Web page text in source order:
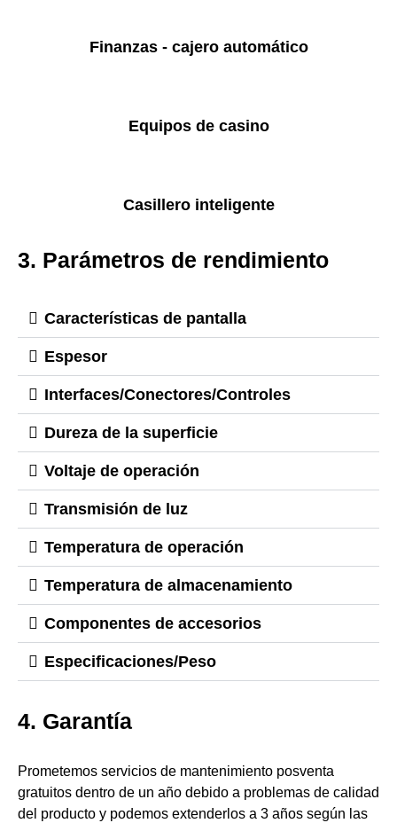
Finanzas - cajero automático
Equipos de casino
Casillero inteligente
3. Parámetros de rendimiento
Características de pantalla
Espesor
Interfaces/Conectores/Controles
Dureza de la superficie
Voltaje de operación
Transmisión de luz
Temperatura de operación
Temperatura de almacenamiento
Componentes de accesorios
Especificaciones/Peso
4. Garantía
Prometemos servicios de mantenimiento posventa
gratuitos dentro de un año debido a problemas de calidad
del producto y podemos extenderlos a 3 años según las